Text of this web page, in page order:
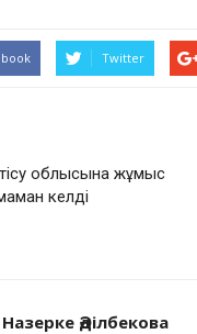
Twitter
облысына жұмыс
келді
Назерке Әділбекова